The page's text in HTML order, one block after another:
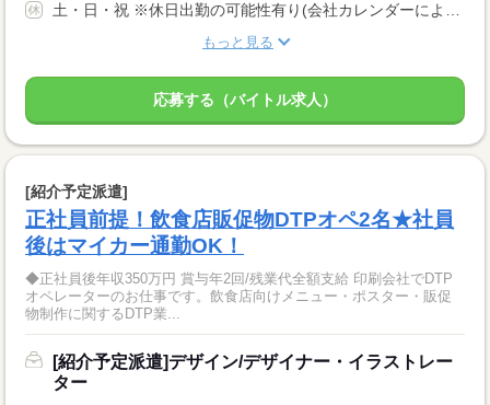
土・日・祝 ※休日出勤の可能性有り(会社カレンダーによる) ※正社員後※ 有給休暇、年末年始休暇
もっと見る
応募する（バイトル求人）
[紹介予定派遣]
正社員前提！飲食店販促物DTPオペ2名★社員
後はマイカー通勤OK！
◆正社員後年収350万円 賞与年2回/残業代全額支給 印刷会社でDTP
オペレーターのお仕事です。飲食店向けメニュー・ポスター・販促
物制作に関するDTP業...
[紹介予定派遣]デザイン/デザイナー・イラストレー
ター